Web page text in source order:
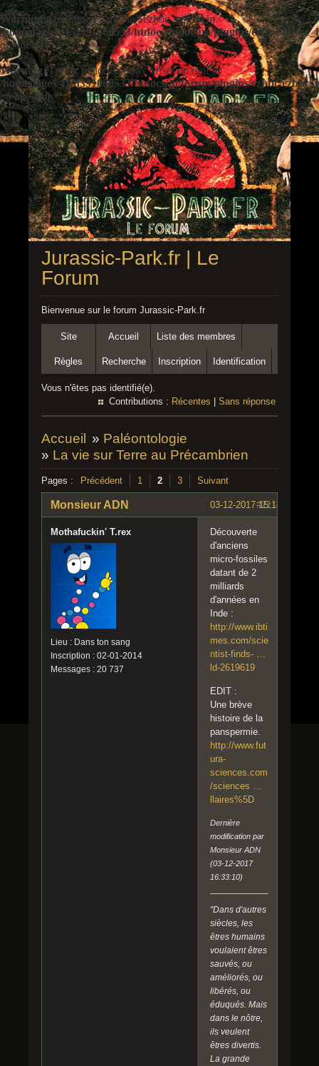
Warning: Undefined variable $ezbbc_config in
/homepages/41/d391060533/htdocs/jp/forum/plugins/ezbbc/
on line410
Warning: Trying to access array offset on null in
/homepages/41/d391060533/htdocs/jp/forum/plugins/ezbbc/
on line410
Jurassic-Park.fr | Le
Forum
Bienvenue sur le forum Jurassic-Park.fr
Site Accueil Liste des membres
Règles Recherche Inscription Identification
Vous n'êtes pas identifié(e).
Contributions : Récentes Sans réponse
Accueil » Paléontologie
» La vie sur Terre au Précambrien
Pages : Précédent 1 2 3 Suivant
#21
03-12-2017 15:14:05
Monsieur ADN
Mothafuckin' T.rex
Lieu : Dans ton sang
Inscription : 02-01-2014
Messages : 20 737
Découverte
d'anciens
micro-fossiles
datant de 2
milliards
d'années en
Inde :
http://www.ibti
mes.com/scie
ntist-finds- …
ld-2619619
EDIT :
Une brève
histoire de la
panspermie.
http://www.fut
ura-
sciences.com
/sciences …
llaires%5D
Dernière
modification par
Monsieur ADN
(03-12-2017
16:33:10)
"Dans d'autres
siècles, les
êtres humains
voulaient êtres
sauvés, ou
améliorés, ou
libérés, ou
éduqués. Mais
dans le nôtre,
ils veulent
êtres divertis.
La grande